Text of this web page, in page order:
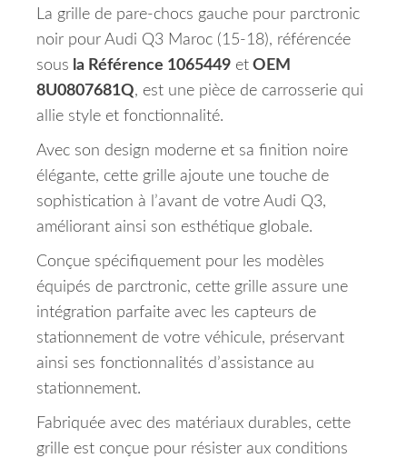
La grille de pare-chocs gauche pour parctronic
noir pour Audi Q3 Maroc (15-18), référencée
sous la Référence 1065449 et OEM
8U0807681Q, est une pièce de carrosserie qui
allie style et fonctionnalité.
Avec son design moderne et sa finition noire
élégante, cette grille ajoute une touche de
sophistication à l’avant de votre Audi Q3,
améliorant ainsi son esthétique globale.
Conçue spécifiquement pour les modèles
équipés de parctronic, cette grille assure une
intégration parfaite avec les capteurs de
stationnement de votre véhicule, préservant
ainsi ses fonctionnalités d’assistance au
stationnement.
Fabriquée avec des matériaux durables, cette
grille est conçue pour résister aux conditions